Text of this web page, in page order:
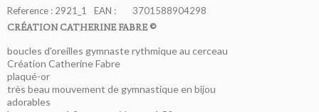
Reference : 2921_1 EAN : 3701588904298
CRÉATION CATHERINE FABRE ©
boucles d'oreilles gymnaste rythmique au cerceau
Création Catherine Fabre
plaqué-or
très beau mouvement de gymnastique en bijou
adorables